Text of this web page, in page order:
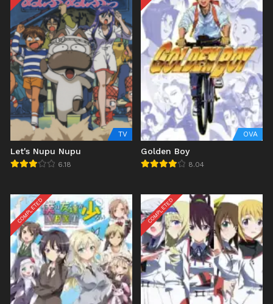
TV
Let's Nupu Nupu
6.18
OVA
Golden Boy
8.04
COMPLETED COMPLETED